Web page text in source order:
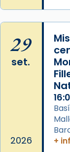
pontifici,
duració
processó
del temple
Des de
diablesses
gran a
«Si vols
Santes a
29
set.
2026
+